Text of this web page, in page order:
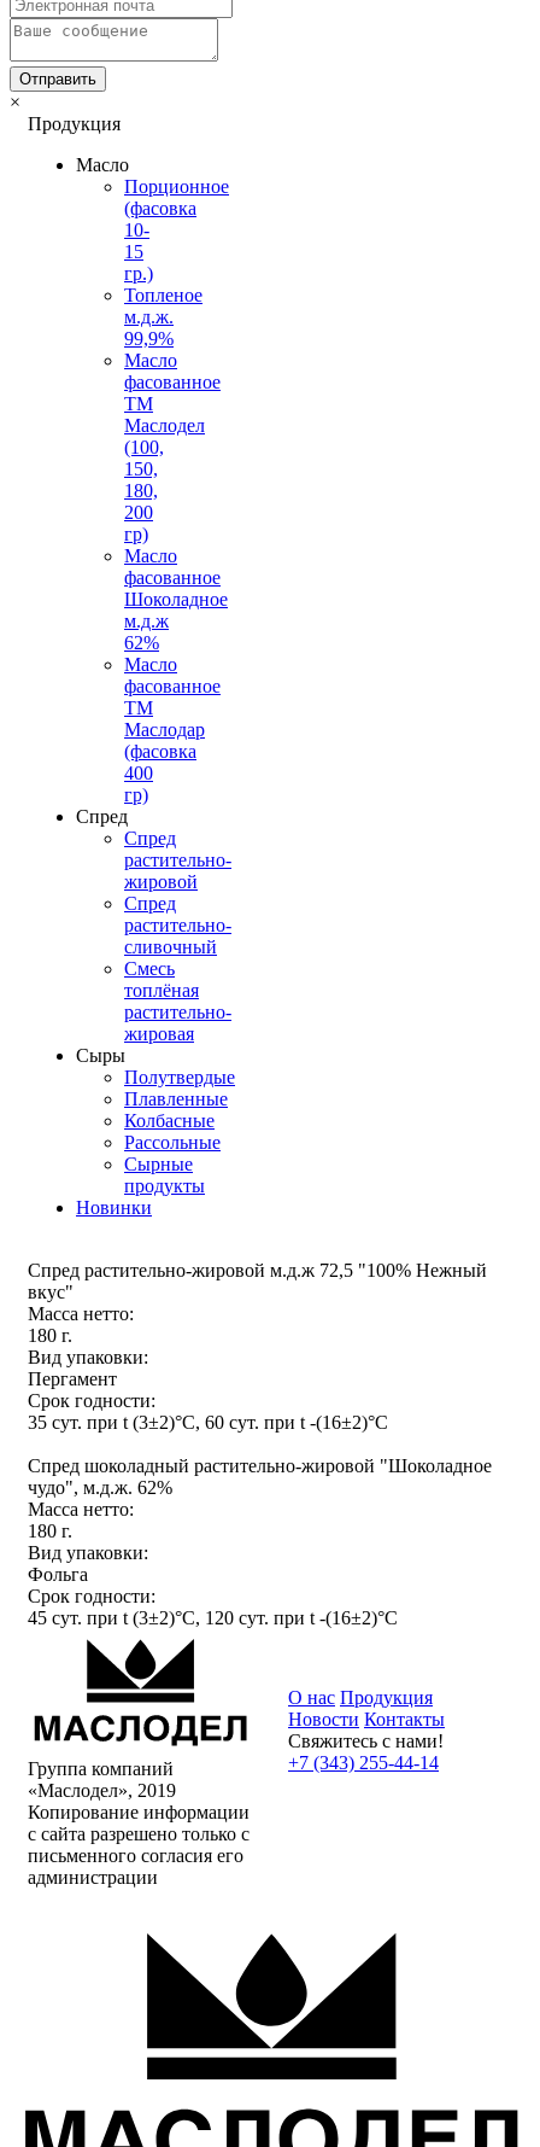
×
Продукция
Масло
Порционное
(фасовка
10-
15
гр.)
Топленое
м.д.ж.
99,9%
Масло
фасованное
ТМ
Маслодел
(100,
150,
180,
200
гр)
Масло
фасованное
Шоколадное
м.д.ж
62%
Масло
фасованное
ТМ
Маслодар
(фасовка
400
гр)
Спред
Спред
растительно-
жировой
Спред
растительно-
сливочный
Смесь
топлёная
растительно-
жировая
Сыры
Полутвердые
Плавленные
Колбасные
Рассольные
Сырные
продукты
Новинки
Спред растительно-жировой м.д.ж 72,5 "100% Нежный
вкус"
Масса нетто:
180 г.
Вид упаковки:
Пергамент
Срок годности:
35 сут. при t (3±2)°С, 60 сут. при t -(16±2)°С
Спред шоколадный растительно-жировой "Шоколадное
чудо", м.д.ж. 62%
Масса нетто:
180 г.
Вид упаковки:
Фольга
Срок годности:
45 сут. при t (3±2)°С, 120 сут. при t -(16±2)°С
Группа компаний
«Маслодел», 2019
Копирование информации
с сайта разрешено только с
письменного согласия его
администрации
О нас Продукция
Новости Контакты
Свяжитесь с нами!
+7 (343) 255-44-14